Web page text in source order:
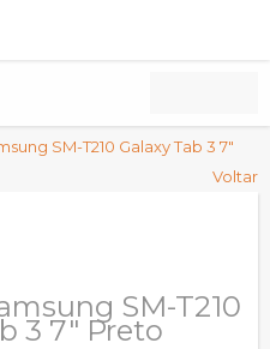
SM-T210 Galaxy Tab 3 7"
Voltar
SM-T210
3 7" Preto